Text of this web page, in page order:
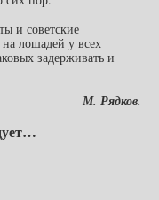
и советские
лошадей у всех
задерживать и
М. Рядков.